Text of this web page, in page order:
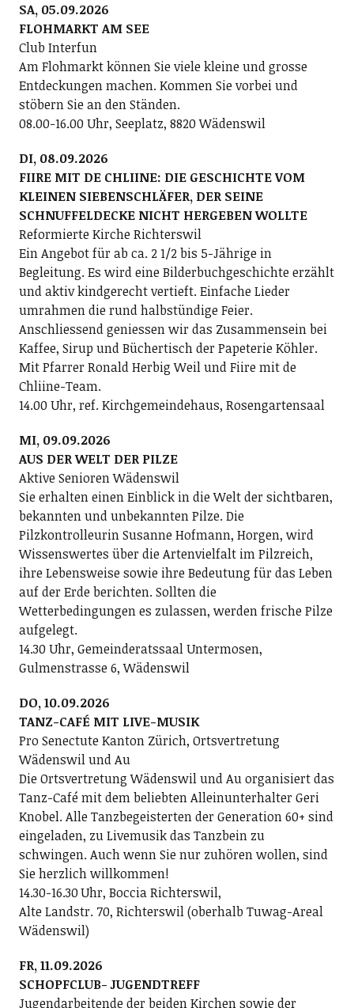
SA, 05.09.2026
FLOHMARKT AM SEE
Club Interfun
Am Flohmarkt können Sie viele kleine und grosse
Entdeckungen machen. Kommen Sie vorbei und
stöbern Sie an den Ständen.
08.00-16.00 Uhr, Seeplatz, 8820 Wädenswil
DI, 08.09.2026
FIIRE MIT DE CHLIINE: DIE GESCHICHTE VOM
KLEINEN SIEBENSCHLÄFER, DER SEINE
SCHNUFFELDECKE NICHT HERGEBEN WOLLTE
Reformierte Kirche Richterswil
Ein Angebot für ab ca. 2 1/2 bis 5-Jährige in
Begleitung. Es wird eine Bilderbuchgeschichte erzählt
und aktiv kindgerecht vertieft. Einfache Lieder
umrahmen die rund halbstündige Feier.
Anschliessend geniessen wir das Zusammensein bei
Kaffee, Sirup und Büchertisch der Papeterie Köhler.
Mit Pfarrer Ronald Herbig Weil und Fiire mit de
Chliine-Team.
14.00 Uhr, ref. Kirchgemeindehaus, Rosengartensaal
MI, 09.09.2026
AUS DER WELT DER PILZE
Aktive Senioren Wädenswil
Sie erhalten einen Einblick in die Welt der sichtbaren,
bekannten und unbekannten Pilze. Die
Pilzkontrolleurin Susanne Hofmann, Horgen, wird
Wissenswertes über die Artenvielfalt im Pilzreich,
ihre Lebensweise sowie ihre Bedeutung für das Leben
auf der Erde berichten. Sollten die
Wetterbedingungen es zulassen, werden frische Pilze
aufgelegt.
14.30 Uhr, Gemeinderatssaal Untermosen,
Gulmenstrasse 6, Wädenswil
DO, 10.09.2026
TANZ-CAFÉ MIT LIVE-MUSIK
Pro Senectute Kanton Zürich, Ortsvertretung
Wädenswil und Au
Die Ortsvertretung Wädenswil und Au organisiert das
Tanz-Café mit dem beliebten Alleinunterhalter Geri
Knobel. Alle Tanzbegeisterten der Generation 60+ sind
eingeladen, zu Livemusik das Tanzbein zu
schwingen. Auch wenn Sie nur zuhören wollen, sind
Sie herzlich willkommen!
14.30-16.30 Uhr, Boccia Richterswil,
Alte Landstr. 70, Richterswil (oberhalb Tuwag-Areal
Wädenswil)
FR, 11.09.2026
SCHOPFCLUB- JUGENDTREFF
Jugendarbeitende der beiden Kirchen sowie der